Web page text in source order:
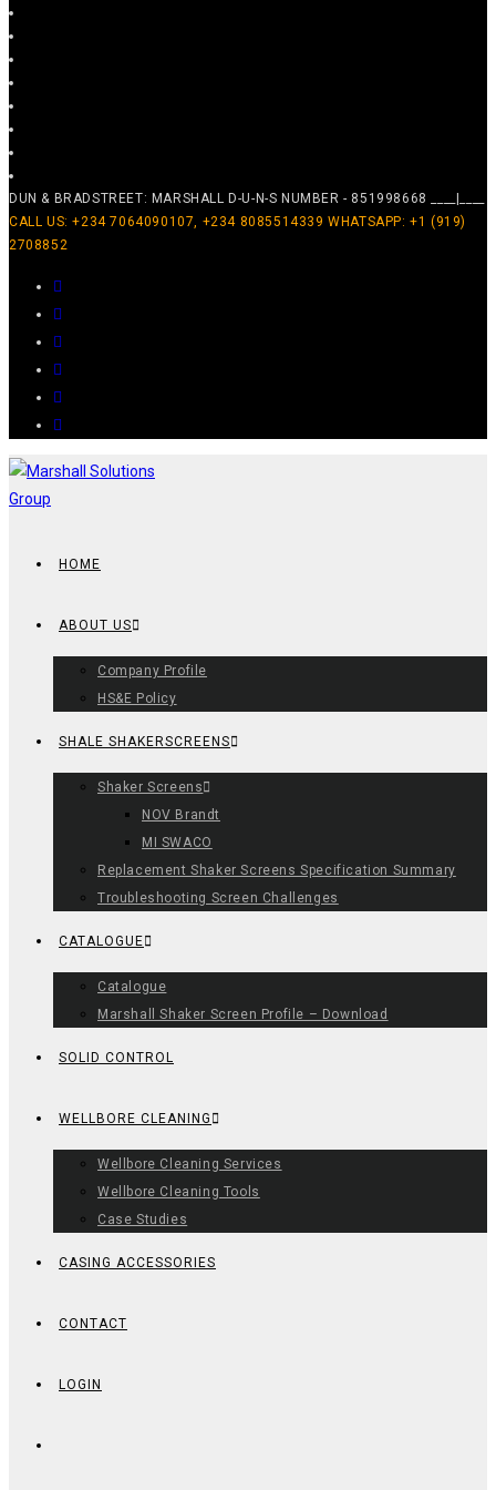
DUN & BRADSTREET: MARSHALL D-U-N-S NUMBER - 851998668 ____|____
CALL US: +234 7064090107, +234 8085514339 WHATSAPP: +1 (919)
2708852
HOME
ABOUT US
Company Profile
HS&E Policy
SHALE SHAKERSCREENS
Shaker Screens
NOV Brandt
MI SWACO
Replacement Shaker Screens Specification Summary
Troubleshooting Screen Challenges
CATALOGUE
Catalogue
Marshall Shaker Screen Profile – Download
SOLID CONTROL
WELLBORE CLEANING
Wellbore Cleaning Services
Wellbore Cleaning Tools
Case Studies
CASING ACCESSORIES
CONTACT
LOGIN